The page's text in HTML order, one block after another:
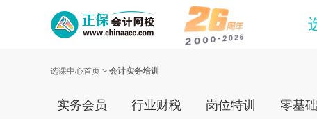
选课中心首页 > 会计实务培训
实务会员 行业财税 岗位特训 零基